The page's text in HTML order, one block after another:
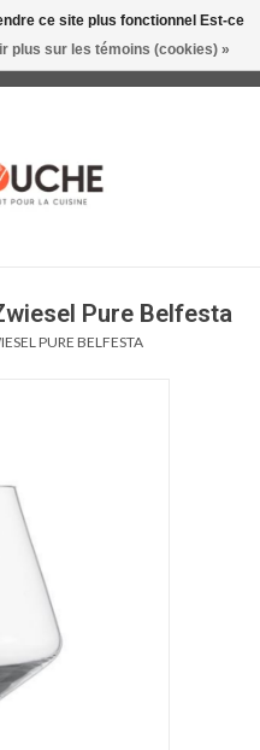
Pure Belfesta
PURE BELFESTA
ce site plus fonctionnel Est-ce
plus sur les témoins (cookies) »